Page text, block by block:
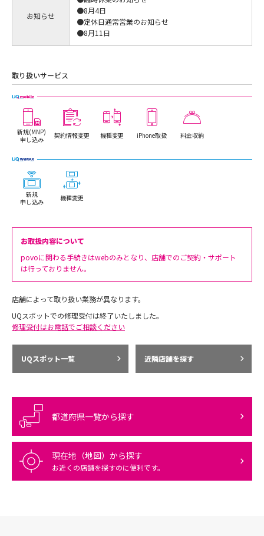
お知らせ
●8月4日
●定休日通常営業のお知らせ
●8月11日
取り扱いサービス
新規(MNP)
申し込み
契約情報変更 機種変更 iPhone取扱 料金収納
新規
申し込み
機種変更
お取扱内容について
povoに関わる手続きはwebのみとなり、店舗でのご契約・サポート
は行っておりません。
店舗によって取り扱い業務が異なります。
UQスポットでの修理受付は終了いたしました。
修理受付はお電話でご相談ください
UQスポット一覧 近隣店舗を探す
都道府県一覧から探す
現在地（地図）から探す
お近くの店舗を探すのに便利です。